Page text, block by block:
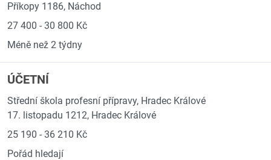
Příkopy 1186, Náchod
27 400 - 30 800 Kč
Méně než 2 týdny
ÚČETNÍ
Střední škola profesní přípravy, Hradec Králové
17. listopadu 1212, Hradec Králové
25 190 - 36 210 Kč
Pořád hledají